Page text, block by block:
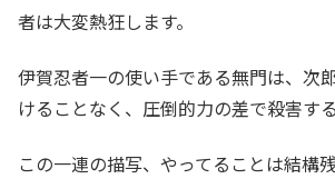
者は大変熱狂します。
伊賀忍者一の使い手である無門は、次
けることなく、圧倒的力の差で殺害す
この一連の描写、やってることは結構